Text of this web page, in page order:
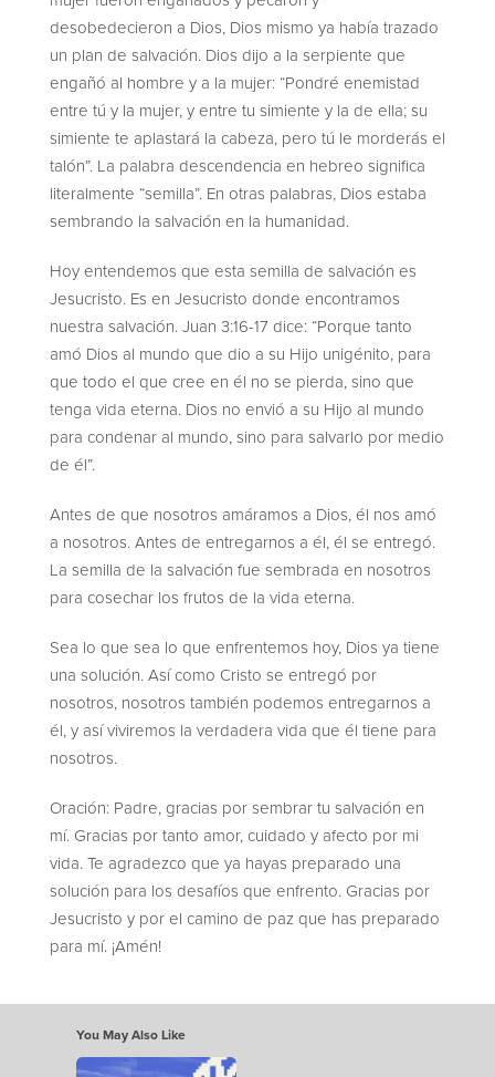
desobedecieron a Dios, Dios mismo ya había trazado
un plan de salvación. Dios dijo a la serpiente que
engañó al hombre y a la mujer: “Pondré enemistad
entre tú y la mujer, y entre tu simiente y la de ella; su
simiente te aplastará la cabeza, pero tú le morderás el
talón”. La palabra descendencia en hebreo significa
literalmente “semilla”. En otras palabras, Dios estaba
sembrando la salvación en la humanidad.
Hoy entendemos que esta semilla de salvación es
Jesucristo. Es en Jesucristo donde encontramos
nuestra salvación. Juan 3:16-17 dice: “Porque tanto
amó Dios al mundo que dio a su Hijo unigénito, para
que todo el que cree en él no se pierda, sino que
tenga vida eterna. Dios no envió a su Hijo al mundo
para condenar al mundo, sino para salvarlo por medio
de él”.
Antes de que nosotros amáramos a Dios, él nos amó
a nosotros. Antes de entregarnos a él, él se entregó.
La semilla de la salvación fue sembrada en nosotros
para cosechar los frutos de la vida eterna.
Sea lo que sea lo que enfrentemos hoy, Dios ya tiene
una solución. Así como Cristo se entregó por
nosotros, nosotros también podemos entregarnos a
él, y así viviremos la verdadera vida que él tiene para
nosotros.
Oración: Padre, gracias por sembrar tu salvación en
mí. Gracias por tanto amor, cuidado y afecto por mi
vida. Te agradezco que ya hayas preparado una
solución para los desafíos que enfrento. Gracias por
Jesucristo y por el camino de paz que has preparado
para mí. ¡Amén!
You May Also Like